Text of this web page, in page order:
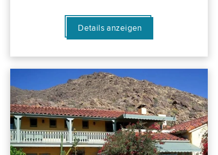
Details anzeigen